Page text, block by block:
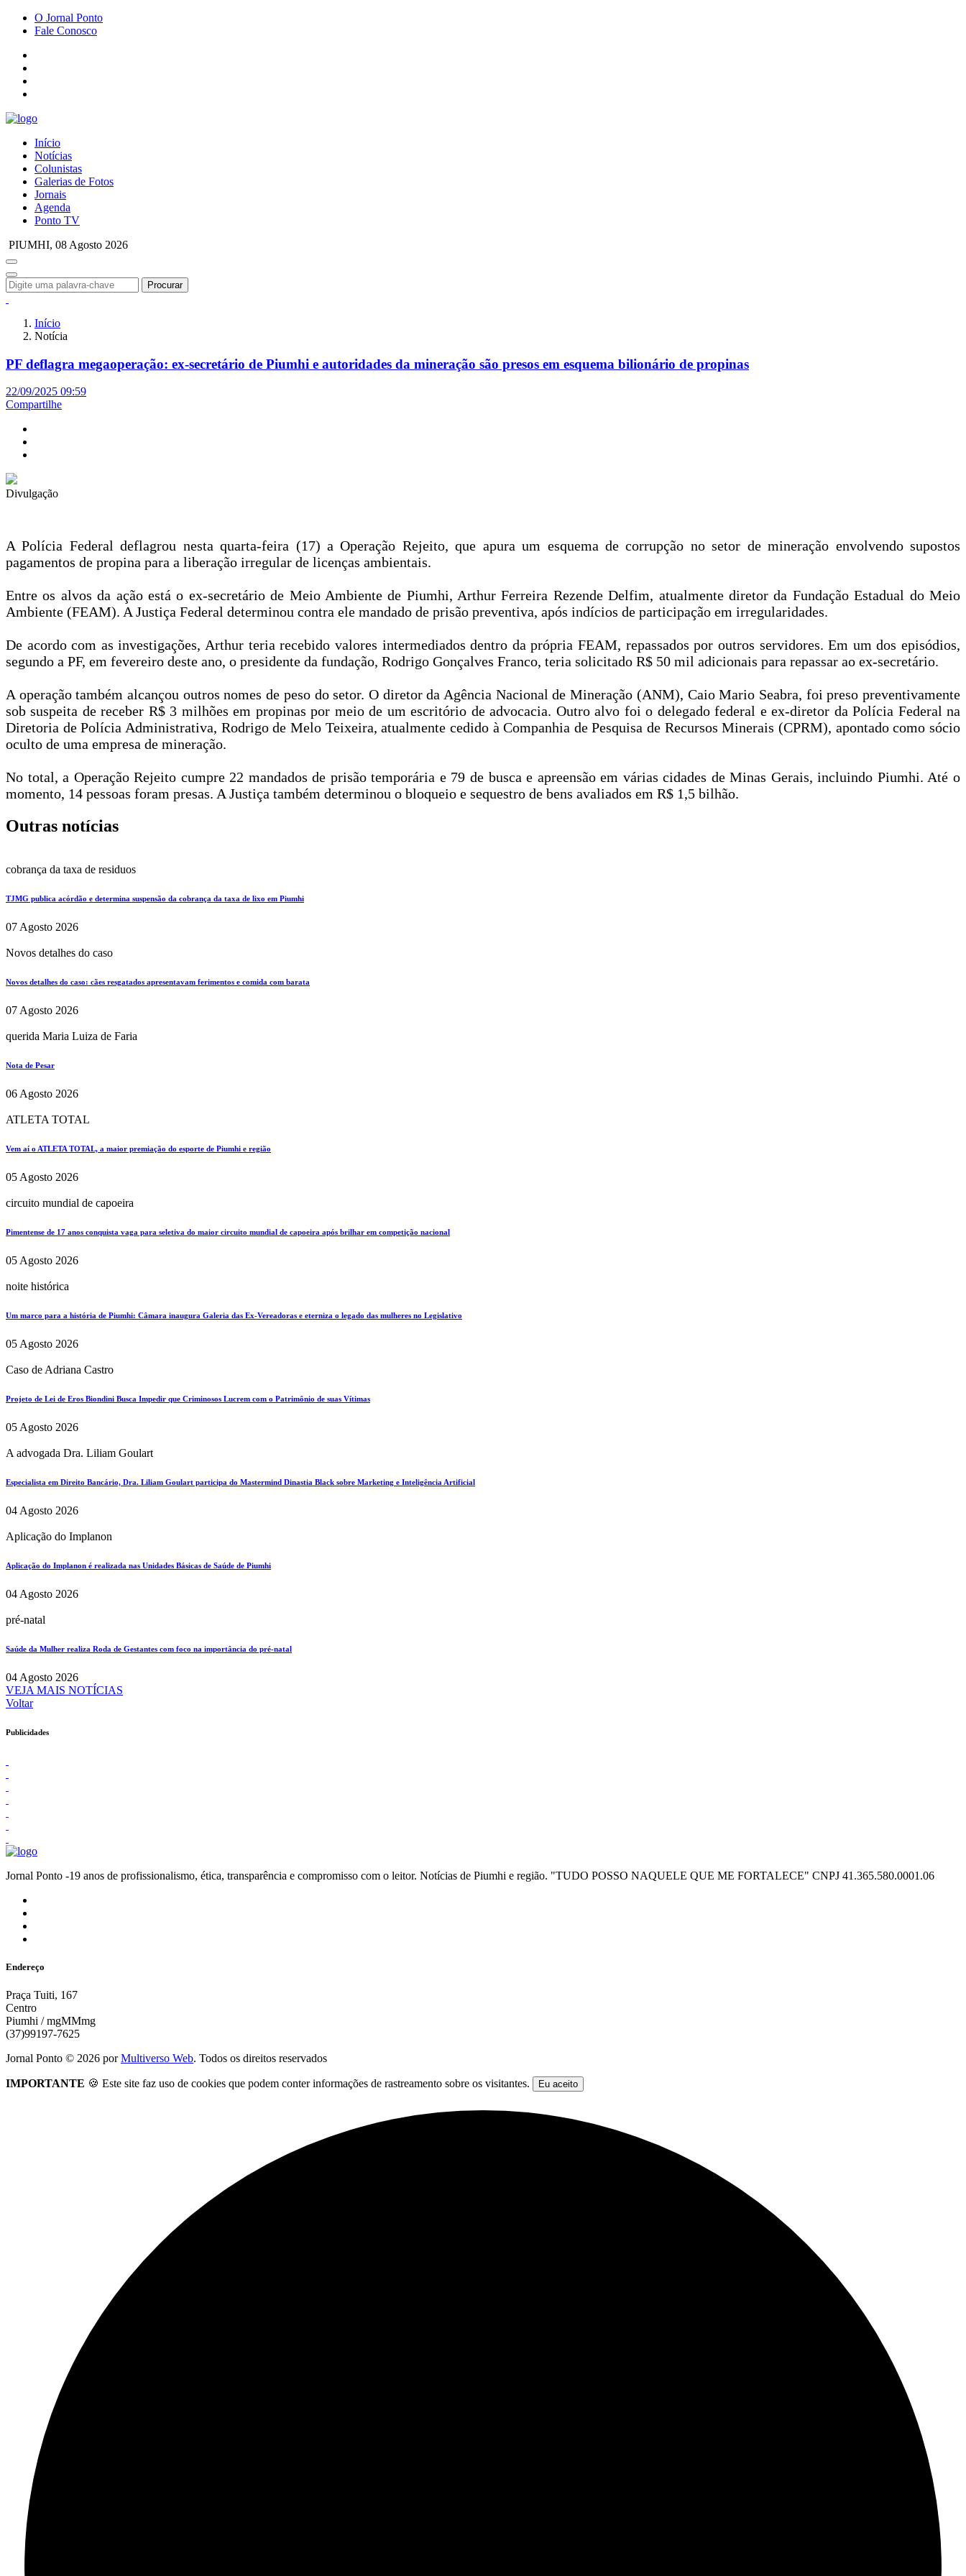
O Jornal Ponto
Fale Conosco
Início
Notícias
Colunistas
Galerias de Fotos
Jornais
Agenda
Ponto TV
PIUMHI, 08 Agosto 2026
Procurar
Início
Notícia
PF deflagra megaoperação: ex-secretário de Piumhi e autoridades da mineração são presos em esquema bilionário de propinas
22/09/2025 09:59
Compartilhe
Divulgação
A Polícia Federal deflagrou nesta quarta-feira (17) a Operação Rejeito, que apura um esquema de corrupção no setor de mineração envolvendo supostos
pagamentos de propina para a liberação irregular de licenças ambientais.
Entre os alvos da ação está o ex-secretário de Meio Ambiente de Piumhi, Arthur Ferreira Rezende Delfim, atualmente diretor da Fundação Estadual do Meio
Ambiente (FEAM). A Justiça Federal determinou contra ele mandado de prisão preventiva, após indícios de participação em irregularidades.
De acordo com as investigações, Arthur teria recebido valores intermediados dentro da própria FEAM, repassados por outros servidores. Em um dos episódios,
segundo a PF, em fevereiro deste ano, o presidente da fundação, Rodrigo Gonçalves Franco, teria solicitado R$ 50 mil adicionais para repassar ao ex-secretário.
A operação também alcançou outros nomes de peso do setor. O diretor da Agência Nacional de Mineração (ANM), Caio Mario Seabra, foi preso preventivamente
sob suspeita de receber R$ 3 milhões em propinas por meio de um escritório de advocacia. Outro alvo foi o delegado federal e ex-diretor da Polícia Federal na
Diretoria de Polícia Administrativa, Rodrigo de Melo Teixeira, atualmente cedido à Companhia de Pesquisa de Recursos Minerais (CPRM), apontado como sócio
oculto de uma empresa de mineração.
No total, a Operação Rejeito cumpre 22 mandados de prisão temporária e 79 de busca e apreensão em várias cidades de Minas Gerais, incluindo Piumhi. Até o
momento, 14 pessoas foram presas. A Justiça também determinou o bloqueio e sequestro de bens avaliados em R$ 1,5 bilhão.
Outras notícias
cobrança da taxa de residuos
TJMG publica acórdão e determina suspensão da cobrança da taxa de lixo em Piumhi
07 Agosto 2026
Novos detalhes do caso
Novos detalhes do caso: cães resgatados apresentavam ferimentos e comida com barata
07 Agosto 2026
querida Maria Luiza de Faria
Nota de Pesar
06 Agosto 2026
ATLETA TOTAL
Vem aí o ATLETA TOTAL, a maior premiação do esporte de Piumhi e região
05 Agosto 2026
circuito mundial de capoeira
Pimentense de 17 anos conquista vaga para seletiva do maior circuito mundial de capoeira após brilhar em competição nacional
05 Agosto 2026
noite histórica
Um marco para a história de Piumhi: Câmara inaugura Galeria das Ex-Vereadoras e eterniza o legado das mulheres no Legislativo
05 Agosto 2026
Caso de Adriana Castro
Projeto de Lei de Eros Biondini Busca Impedir que Criminosos Lucrem com o Patrimônio de suas Vítimas
05 Agosto 2026
A advogada Dra. Liliam Goulart
Especialista em Direito Bancário, Dra. Liliam Goulart participa do Mastermind Dinastia Black sobre Marketing e Inteligência Artificial
04 Agosto 2026
Aplicação do Implanon
Aplicação do Implanon é realizada nas Unidades Básicas de Saúde de Piumhi
04 Agosto 2026
pré-natal
Saúde da Mulher realiza Roda de Gestantes com foco na importância do pré-natal
04 Agosto 2026
VEJA MAIS NOTÍCIAS
Voltar
Publicidades
Jornal Ponto -19 anos de profissionalismo, ética, transparência e compromisso com o leitor. Notícias de Piumhi e região. "TUDO POSSO NAQUELE QUE ME FORTALECE" CNPJ 41.365.580.0001.06
Endereço
Praça Tuiti, 167
Centro
Piumhi / mgMMmg
(37)99197-7625
Jornal Ponto © 2026 porMultiverso Web. Todos os direitos reservados
IMPORTANTE 🍪 Este site faz uso de cookies que podem conter informações de rastreamento sobre os visitantes. Eu aceito